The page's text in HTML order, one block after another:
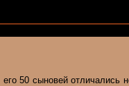
50 сыновей